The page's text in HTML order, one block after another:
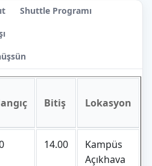
Shuttle Programı
Bitiş Lokasyon
14.00
Kampüs
Açıkhava